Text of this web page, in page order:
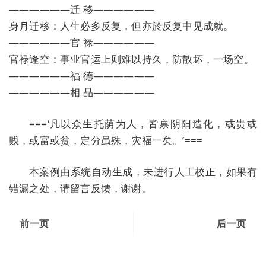
——————迁 移——————
身月迁移：人生必多反复，但亦於反复中见成就。
——————官 禄——————
官禄逢空：事业官运上则难以持久，防散坏，一场空。
——————福 德——————
——————相 品——————
===‘凡以众生托荫为人，皆禀阴阳造化，或贵或
贱，或富或贫，定分虽殊，灾福一矣。’===
本案例由系统自动生成，未进行人工校正，如果有
错漏之处，请留言反馈，谢谢。
前一页 后一页